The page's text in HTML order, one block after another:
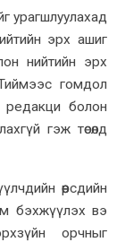
урагшлуулахад
эрх ашиг
нийтийн эрх
гомдол
редакци болон
гэж төсөлд
өөрсдийн
бэхжүүлэх вэ
орчныг